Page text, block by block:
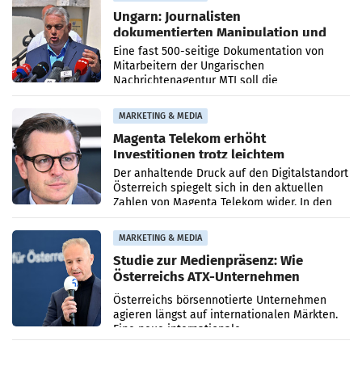
Ungarn: Journalisten
dokumentierten Manipulation und
Zensur
Eine fast 500-seitige Dokumentation von
Mitarbeitern der Ungarischen
Nachrichtenagentur MTI soll die
systematische Nachrichten-Manipulation und
Zensur bei der Agentur während der Zeit
MARKETING & MEDIA
Magenta Telekom erhöht
Investitionen trotz leichtem
Umsatzrückgang
Der anhaltende Druck auf den Digitalstandort
Österreich spiegelt sich in den aktuellen
Zahlen von Magenta Telekom wider. In den
ersten sechs Monaten des laufenden Jahres
verzeichnete
MARKETING & MEDIA
Studie zur Medienpräsenz: Wie
Österreichs ATX-Unternehmen
international wahrgenommen
werden
Österreichs börsennotierte Unternehmen
agieren längst auf internationalen Märkten.
Eine neue internationale
Medienresonanzanalyse untersucht die